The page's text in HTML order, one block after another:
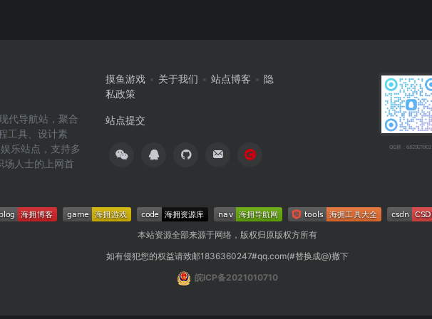
代导航站，聚合
工具、设计素
乐站点，支持多
场人士的上网首
摸鱼游戏 关于我们 站点博客
隐
私政策
站点提交
QQ群：682921902
本站资源全部来源于网络，版权归原版权方所有
如有侵犯您的权益请致邮1836360247#qq.com(#替换成@)撤下
皖ICP备2021010710